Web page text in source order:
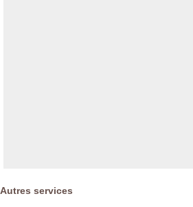
Autres services